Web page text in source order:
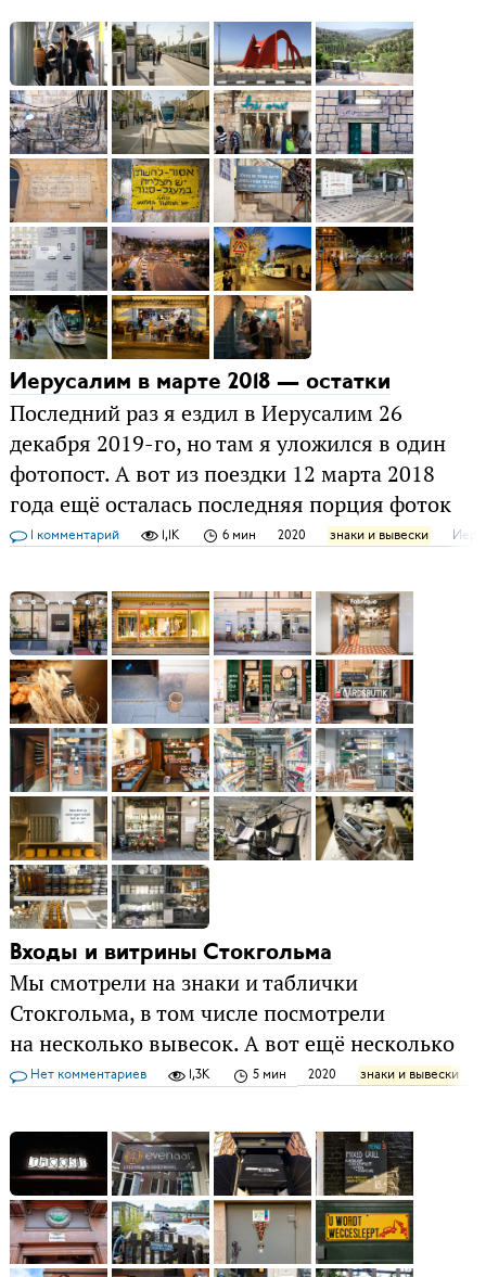
Иерусалим в марте 2018 — остатки
Последний раз я ездил в Иерусалим 26
декабря 2019-го, но там я уложился в один
фотопост. А вот из поездки 12 марта 2018
года ещё осталась последняя порция фоток
1 комментарий 1,1K 6 мин 2020 знаки и вывески
Входы и витрины Стокгольма
Мы смотрели на знаки и таблички
Стокгольма, в том числе посмотрели
на несколько вывесок. А вот ещё несколько
Нет комментариев 1,3K 5 мин 2020 знаки и вывески